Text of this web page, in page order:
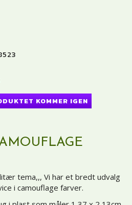
KOMMER IGEN
tema,,, Vi har et bredt udvalg
i camouflage farver.